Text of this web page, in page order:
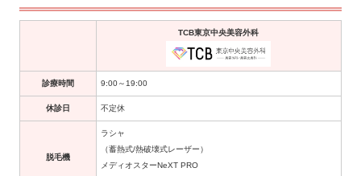
TCB東京中央美容外科
診療時間 9:00～19:00
休診日 不定休
脱毛機
ラシャ
（蓄熱式/熱破壊式レーザー）
メディオスターNeXT PRO